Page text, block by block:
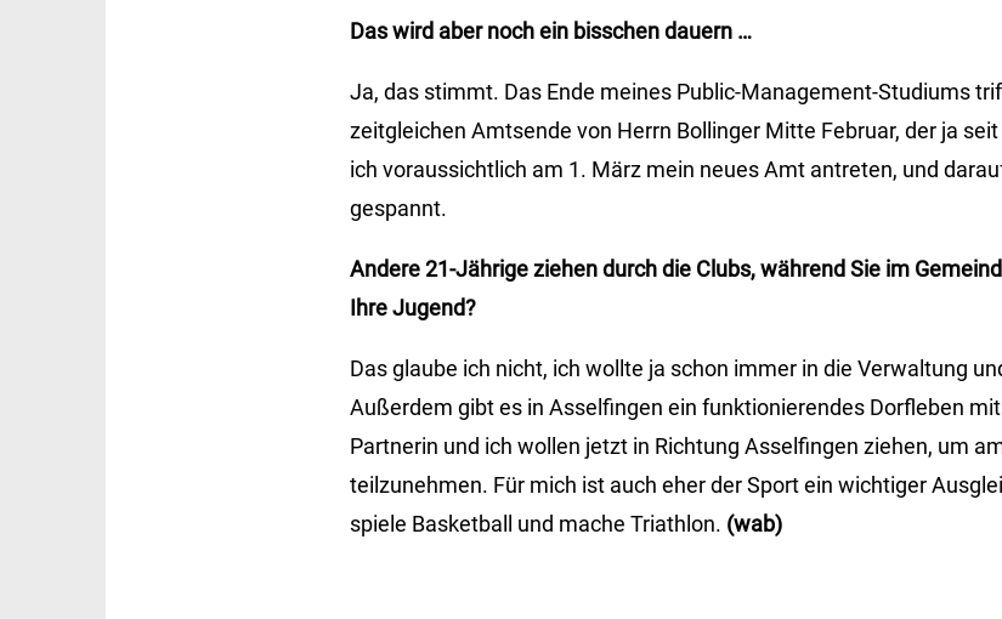
Das wird aber noch ein bisschen dauern …
Ja, das stimmt. Das Ende meines Public-Management-Studiums
zeitgleichen Amtsende von Herrn Bollinger Mitte Februar, der ja
ich voraussichtlich am 1. März mein neues Amt antreten, und
gespannt.
Andere 21-Jährige ziehen durch die Clubs, während Sie im
Ihre Jugend?
Das glaube ich nicht, ich wollte ja schon immer in die Verwaltung
Außerdem gibt es in Asselfingen ein funktionierendes Dorfleben
Partnerin und ich wollen jetzt in Richtung Asselfingen ziehen, um
teilzunehmen. Für mich ist auch eher der Sport ein wichtiger
spiele Basketball und mache Triathlon. (wab)